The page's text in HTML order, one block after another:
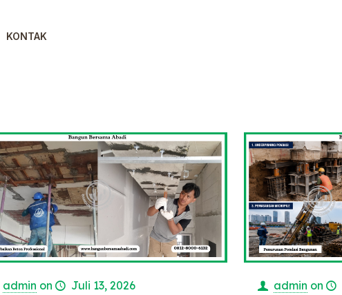
KONTAK
admin on Juli 13, 2026 admin on